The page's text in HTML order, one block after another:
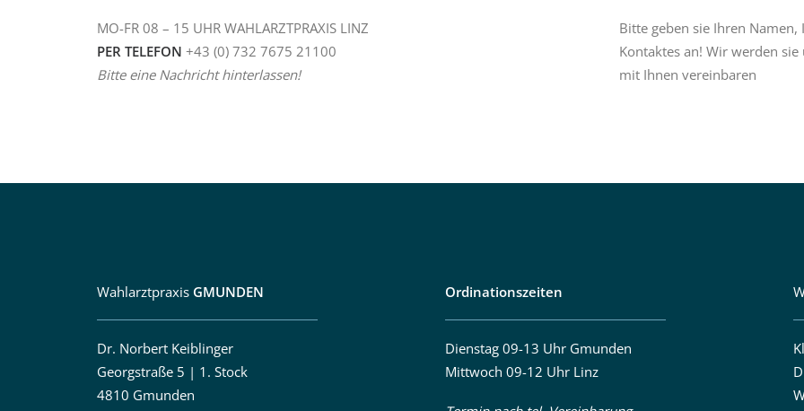
MO-FR 08 – 15 UHR WAHLARZTPRAXIS LINZ
PER TELEFON +43 (0) 732 7675 21100
Bitte eine Nachricht hinterlassen!
Bitte geben sie Ihren
Kontaktes an! Wir werden
mit Ihnen vereinbaren
Wahlarztpraxis GMUNDEN
Dr. Norbert Keiblinger
Georgstraße 5 | 1. Stock
4810 Gmunden
Ordinationszeiten
Dienstag 09-13 Uhr Gmunden
Mittwoch 09-12 Uhr Linz